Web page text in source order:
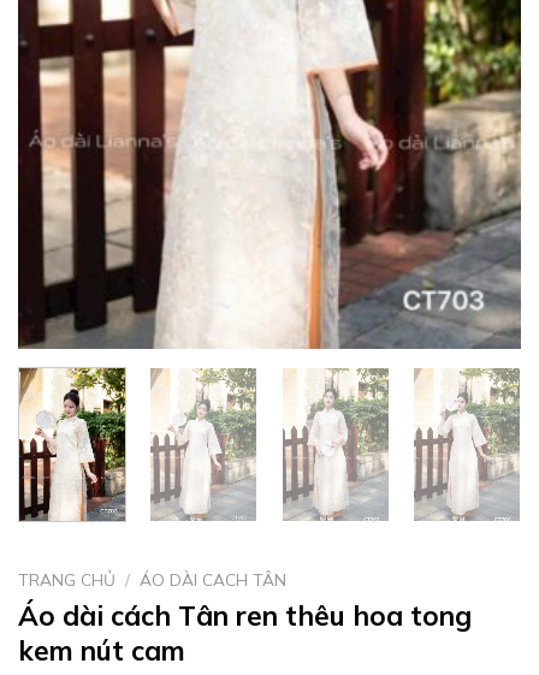
TRANG CHỦ / ÁO DÀI CACH TÂN
Áo dài cách Tân ren thêu hoa tong
kem nút cam